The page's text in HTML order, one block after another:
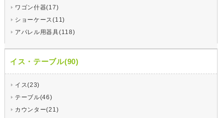
ワゴン什器(17)
ショーケース(11)
アパレル用器具(118)
イス・テーブル(90)
イス(23)
テーブル(46)
カウンター(21)